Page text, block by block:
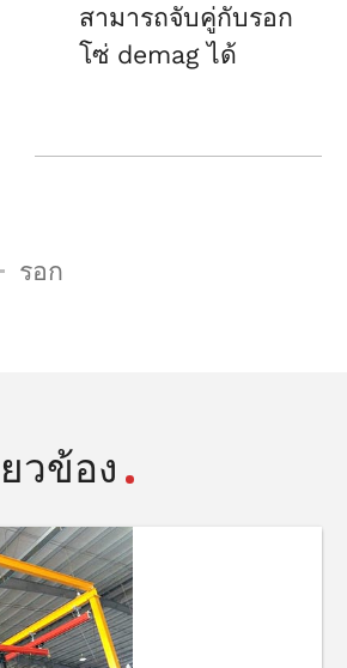
สามารถจับคู่กับรอก
โซ่ demag ได้
รอก
วข้อง